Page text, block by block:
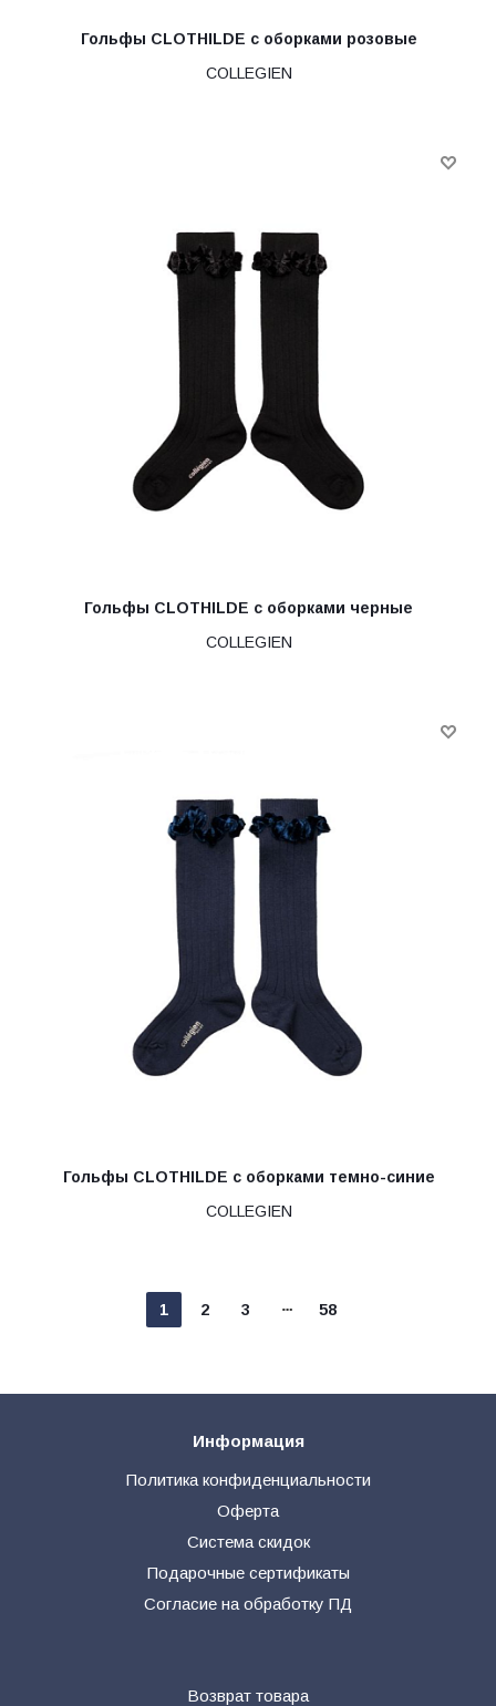
Гольфы CLOTHILDE с оборками розовые
COLLEGIEN
Гольфы CLOTHILDE с оборками черные
COLLEGIEN
Гольфы CLOTHILDE с оборками темно-синие
COLLEGIEN
1 2 3 58
Информация
Политика конфиденциальности
Оферта
Система скидок
Подарочные сертификаты
Согласие на обработку ПД
Возврат товара